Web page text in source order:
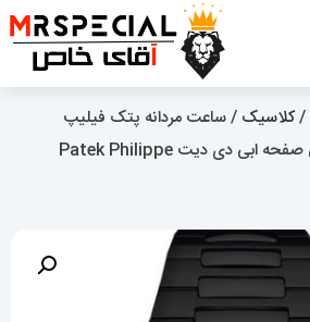
/کلاسیک / ساعت مردانه پتک فیلیپ
ناتیلوس اتوماتیک مشکی صفحه ابی دی دیت Patek Philippe